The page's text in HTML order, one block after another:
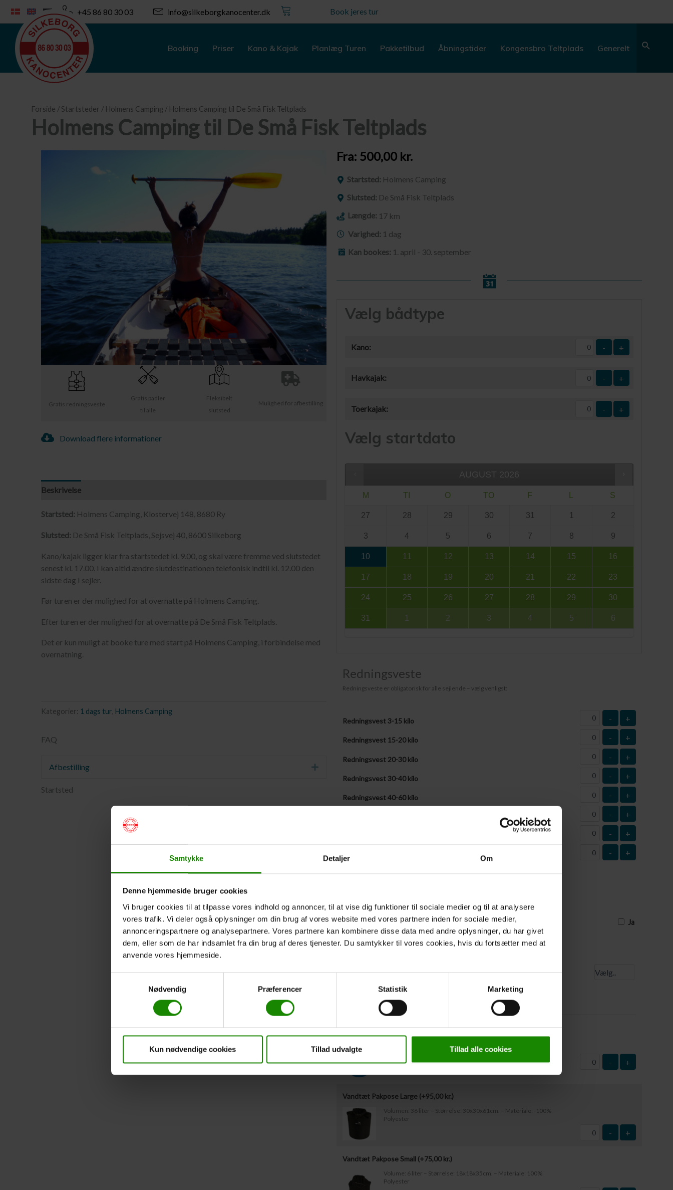
Samtykke Detaljer Om
Denne hjemmeside bruger cookies
Vi bruger cookies til at tilpasse vores indhold og annoncer, til at vise dig funktioner til sociale medier og til at analysere
vores trafik. Vi deler også oplysninger om din brug af vores website med vores partnere inden for sociale medier,
annonceringspartnere og analysepartnere. Vores partnere kan kombinere disse data med andre oplysninger, du har givet
dem, eller som de har indsamlet fra din brug af deres tjenester. Du samtykker til vores cookies, hvis du fortsætter med at
anvende vores hjemmeside.
Nødvendig
Præferencer Statistik Marketing
Kun nødvendige cookies Tillad udvalgte Tillad alle cookies
indholdet
+45 86 80 30 03 info@silkeborgkanocenter.dk Kurv Book jeres tur
Booking Priser Kano & Kajak Planlæg Turen Pakketilbud Åbningstider Kongensbro Teltplads Generelt
Forside / Startsteder / Holmens Camping / Holmens Camping til De Små Fisk Teltplads
Holmens Camping til De Små Fisk Teltplads
Gratis redningsveste
Gratis padler
til alle
Fleksibelt
slutsted
Mulighed for afbestilling
Download flere informationer
Beskrivelse
Startsted: Holmens Camping, Klostervej 148, 8680 Ry
Slutsted: De Små Fisk Teltplads, Sejsvej 40, 8600 Silkeborg
Kano/kajak ligger klar fra startstedet kl. 9.00, og skal være fremme ved slutstedet
senest kl. 17.00. I kan altid ændre slutdestinationen telefonisk indtil kl. 12.00 den
sidste dag I sejler.
Før turen er der mulighed for at overnatte på Holmens Camping.
Efter turen er der mulighed for at overnatte på De Små Fisk Teltplads.
Det er kun muligt at booke ture med start på Holmens Camping, i forbindelse med
overnatning.
Kategorier: 1 dags tur Holmens Camping
FAQ
Afbestilling Udvid
Startsted
Fra: 500,00 kr.
Startsted: Holmens Camping
Slutsted: De Små Fisk Teltplads
Længde: 17 km
Varighed: 1 dag
Kan bookes: 1. april - 30. september
Vælg bådtype
Kano: - +
Havkajak: - +
Toerkajak: - +
Vælg startdato
AUGUST 2026
M TI O TO F S
27 28 29 30 31 1 2
3 4 5 6 7 8 9
10 11 12 13 14 15 16
17 18 19 20 21 22 23
24 25 26 27 28 29 30
31 1 2 3 4 5 6
Redningsveste
Redningsveste er obligatorisk for alle sejlende – vælg venligst:
Redningsvest 3-15 kilo - +
Redningsvest 15-20 kilo - +
Redningsvest 20-30 kilo - +
Redningsvest 30-40 kilo - +
Redningsvest 40-60 kilo - +
- +
- +
Medbringer selv følgende antal veste - +
udfyldt ovenstående omkring redningsveste, skal I sætte et kryds, og så skal
Vestestørrelser være indsendt til os senest 3 dage før turens start
Ja
Afgangstidspunkt
Ekstraudstyr
Bagagetønde med låg leje (+
Kapacitet: 60 liter – Mål: 63x37cm – Materiale: Plast
- +
Vandtæt Pakpose Large (+95,00kr.)
Volumen: 36 liter – Størrelse: 30x30x61cm. – Materiale: -100%
Polyester
- +
Vandtæt Pakpose Small (+75,00kr.)
Volume: 6 liter – Størrelse: 18x18x35cm. – Materiale: 100%
Polyester